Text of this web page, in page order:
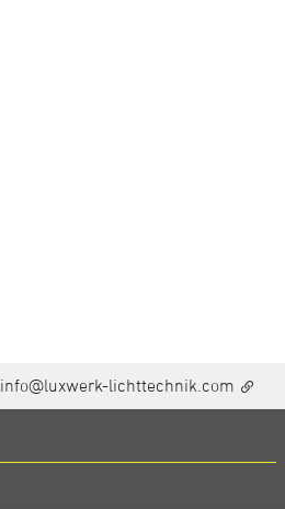
info@luxwerk-lichttechnik.com